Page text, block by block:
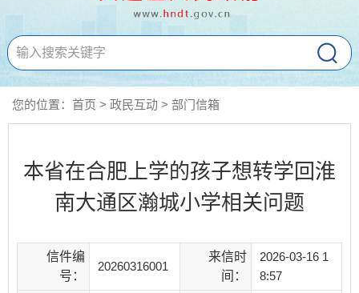
您的位置： 首页 > 政民互动 > 部门信箱
本省在合肥上学的孩子想转学回淮
南大通区瀚城小学相关问题
信件编
号：
20260316001
来信时
间：
2026-03-16 1
8:57